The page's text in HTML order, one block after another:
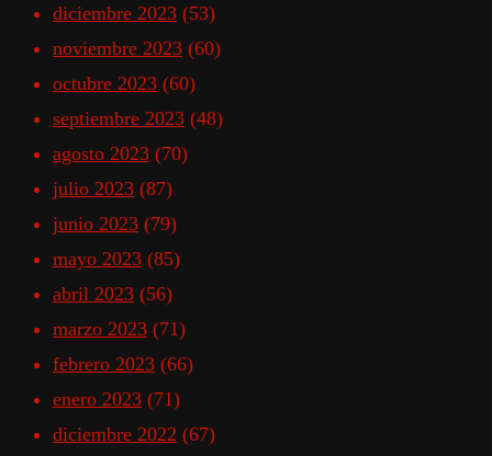
diciembre 2023 (53)
noviembre 2023 (60)
octubre 2023 (60)
septiembre 2023 (48)
agosto 2023 (70)
julio 2023 (87)
junio 2023 (79)
mayo 2023 (85)
abril 2023 (56)
marzo 2023 (71)
febrero 2023 (66)
enero 2023 (71)
diciembre 2022 (67)